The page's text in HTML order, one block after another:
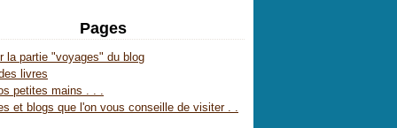
Pages
la partie "voyages" du blog
livres
petites mains . . .
et blogs que l'on vous conseille de visiter . .